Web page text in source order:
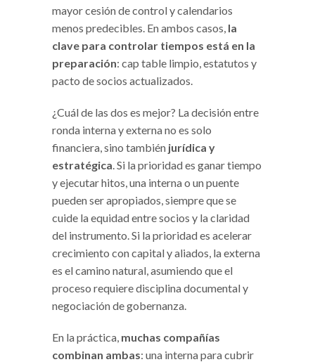
mayor cesión de control y calendarios
menos predecibles. En ambos casos, la
clave para controlar tiempos está en la
preparación: cap table limpio, estatutos y
pacto de socios actualizados.
¿Cuál de las dos es mejor? La decisión entre
ronda interna y externa no es solo
financiera, sino también jurídica y
estratégica. Si la prioridad es ganar tiempo
y ejecutar hitos, una interna o un puente
pueden ser apropiados, siempre que se
cuide la equidad entre socios y la claridad
del instrumento. Si la prioridad es acelerar
crecimiento con capital y aliados, la externa
es el camino natural, asumiendo que el
proceso requiere disciplina documental y
negociación de gobernanza.
En la práctica, muchas compañías
combinan ambas: una interna para cubrir